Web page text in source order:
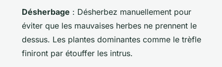
Désherbage : Désherbez manuellement pour
éviter que les mauvaises herbes ne prennent le
dessus. Les plantes dominantes comme le trèfle
finiront par étouffer les intrus.